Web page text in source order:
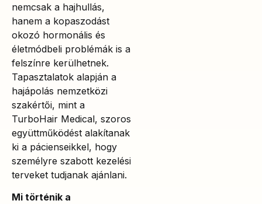
nemcsak a hajhullás,
hanem a kopaszodást
okozó hormonális és
életmódbeli problémák is a
felszínre kerülhetnek.
Tapasztalatok alapján a
hajápolás nemzetközi
szakértői, mint a
TurboHair Medical, szoros
együttműködést alakítanak
ki a pácienseikkel, hogy
személyre szabott kezelési
terveket tudjanak ajánlani.
Mi történik a